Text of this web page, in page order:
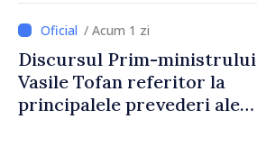
stimularea investițiilor și o
taxare mai echitabilă
/ Acum 1 zi
Discursul Prim-ministrului
Vasile Tofan referitor la
principalele prevederi ale